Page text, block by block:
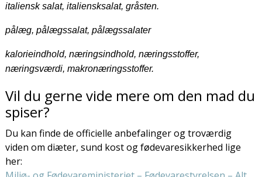
italiensk salat, italiensksalat, gråsten.
pålæg, pålægssalat, pålægssalater
kalorieindhold, næringsindhold, næringsstoffer,
næringsværdi, makronæringsstoffer.
Vil du gerne vide mere om den mad du
spiser?
Du kan finde de officielle anbefalinger og troværdig
viden om diæter, sund kost og fødevaresikkerhed lige
her: